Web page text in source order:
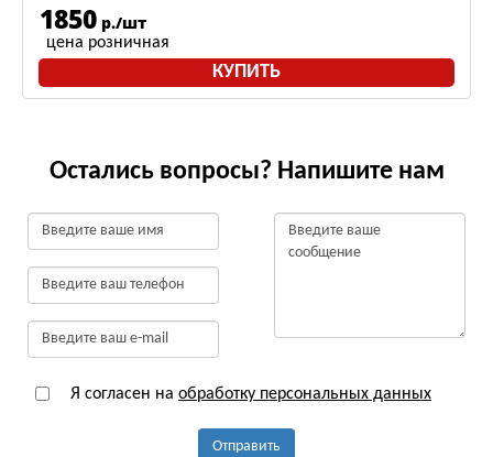
1850 р./шт
цена розничная
КУПИТЬ
Остались вопросы? Напишите нам
Я согласен на обработку персональных данных
Отправить